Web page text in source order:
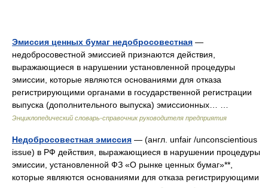
Эмиссия ценных бумаг недобросовестная —
недобросовестной эмиссией признаются действия,
выражающиеся в нарушении установленной процедуры
эмиссии, которые являются основаниями для отказа
регистрирующими органами в государственной регистрации
выпуска (дополнительного выпуска) эмиссионных… …
Энциклопедический словарь-справочник руководителя предприятия
Недобросовестная эмиссия — (англ. unfair /unconscientious
issue) в РФ действия, выражающиеся в нарушении процедуры
эмиссии, установленной ФЗ «О рынке ценных бумаг»**,
которые являются основаниями для отказа регистрирующими